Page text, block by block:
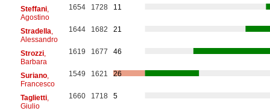
Steffani,
Agostino
1654 1728 11
Stradella
Alessandro
1644 1682 21
Strozzi,
Barbara
1619 1677 46
Suriano,
Francesco
1549 1621 26
Taglietti,
Giulio
1660 1718 5